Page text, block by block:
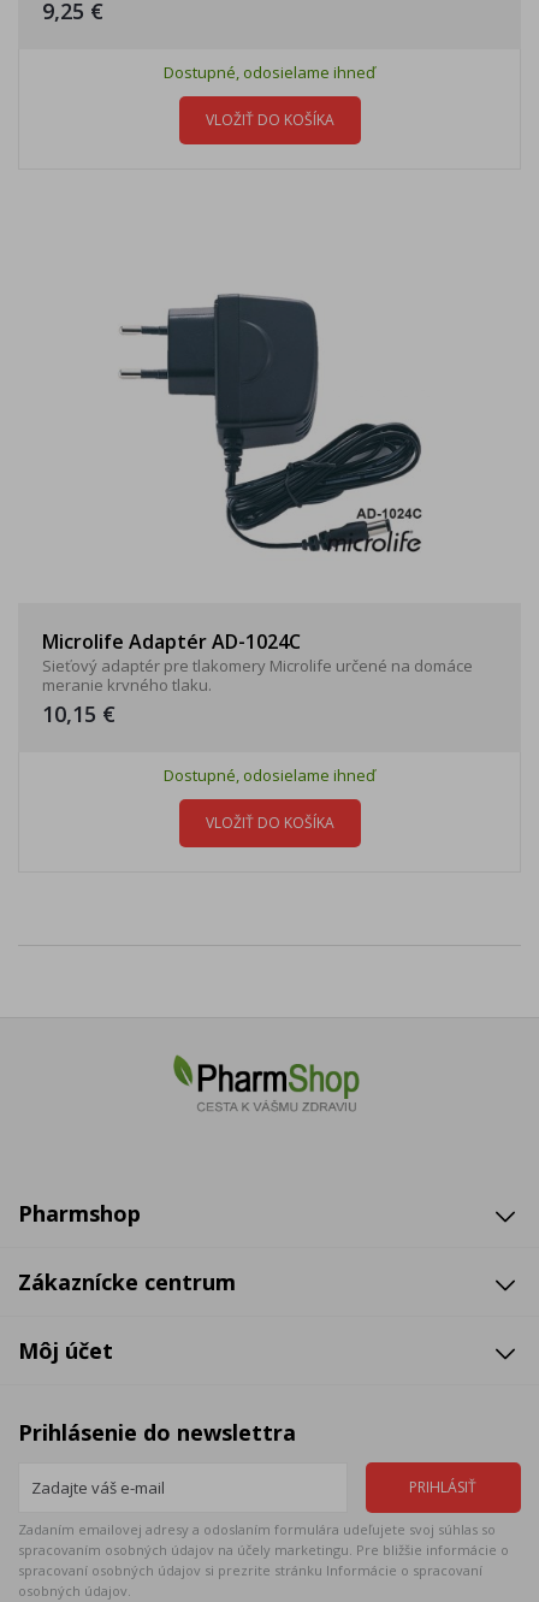
9,25 €
Dostupné, odosielame ihneď
VLOŽIŤ DO KOŠÍKA
Microlife Adaptér AD-1024C
Sieťový adaptér pre tlakomery Microlife určené na domáce
meranie krvného tlaku.
10,15 €
Dostupné, odosielame ihneď
VLOŽIŤ DO KOŠÍKA
Pharmshop
Zákaznícke centrum
Môj účet
Prihlásenie do newslettra
Zadaním emailovej adresy a odoslaním formulára udeľujete svoj súhlas so
spracovaním osobných údajov na účely marketingu. Pre bližšie informácie o
spracovaní osobných údajov si prezrite stránku Informácie o spracovaní
osobných údajov.